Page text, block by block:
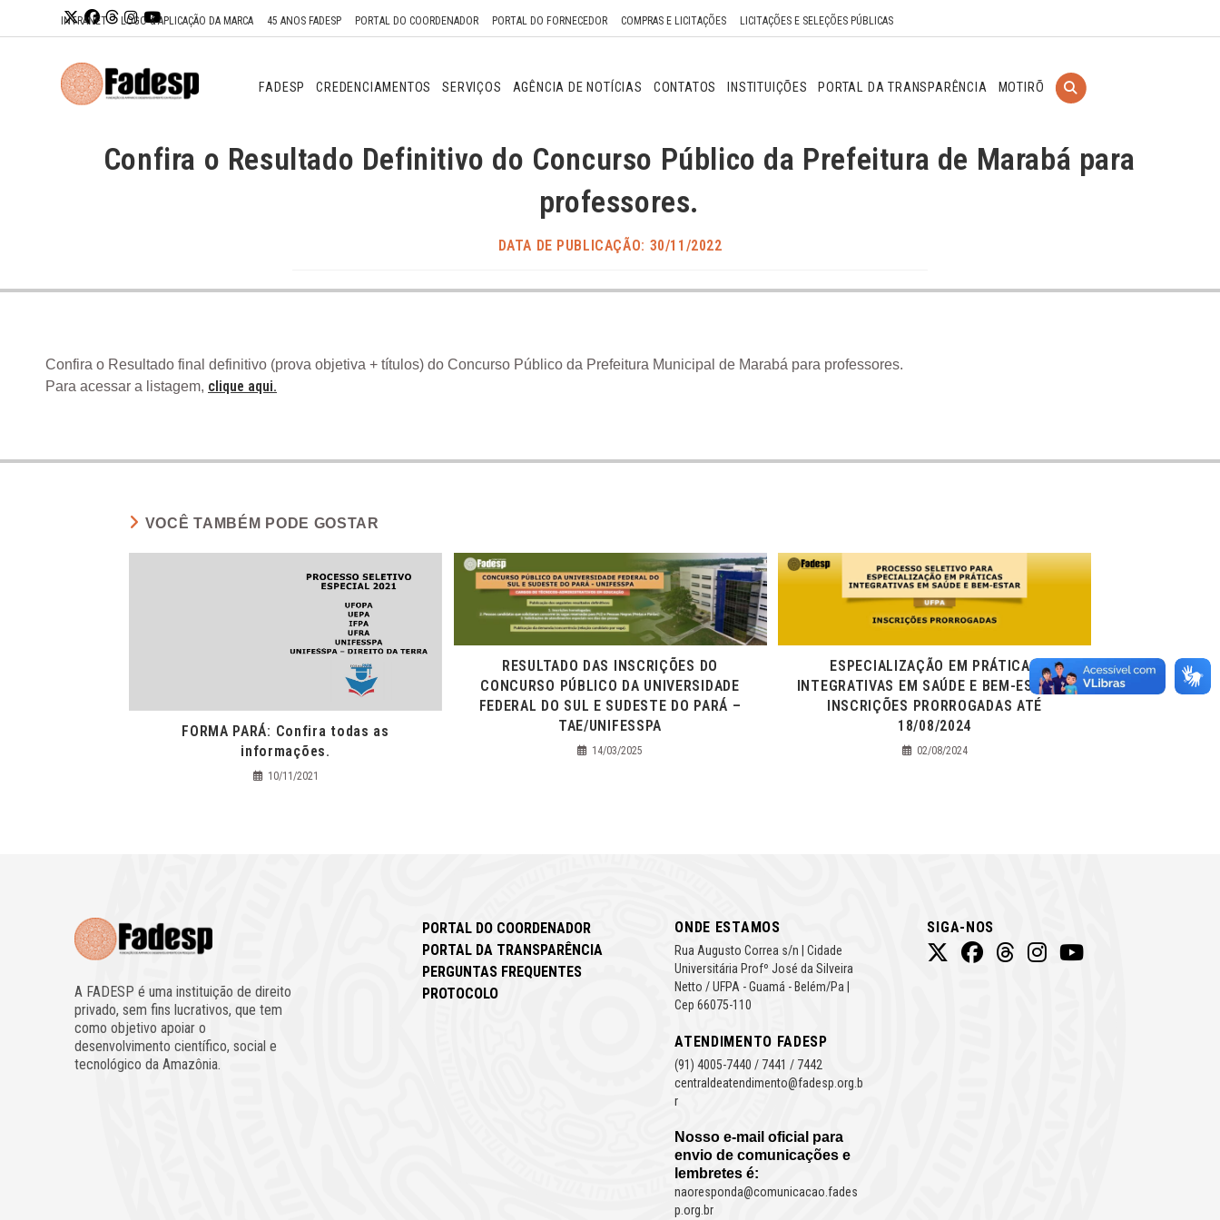
INTRANET LOGO & APLICAÇÃO DA MARCA 45 ANOS FADESP PORTAL DO COORDENADOR PORTAL DO FORNECEDOR COMPRAS E LICITAÇÕES LICITAÇÕES E SELEÇÕES PÚBLICAS
FADESP CREDENCIAMENTOS SERVIÇOS AGÊNCIA DE NOTÍCIAS CONTATOS INSTITUIÇÕES PORTAL DA TRANSPARÊNCIA MOTIRÕ
Confira o Resultado Definitivo do Concurso Público da Prefeitura de Marabá para
professores.
DATA DE PUBLICAÇÃO: 30/11/2022
Confira o Resultado final definitivo (prova objetiva + títulos) do Concurso Público da Prefeitura Municipal de Marabá para professores.
Para acessar a listagem, clique aqui.
VOCÊ TAMBÉM PODE GOSTAR
FORMA PARÁ: Confira todas as
informações.
10/11/2021
RESULTADO DAS INSCRIÇÕES DO
CONCURSO PÚBLICO DA UNIVERSIDADE
FEDERAL DO SUL E SUDESTE DO PARÁ –
TAE/UNIFESSPA
14/03/2025
ESPECIALIZAÇÃO EM PRÁTICAS
INTEGRATIVAS EM SAÚDE E BEM-ESTAR –
INSCRIÇÕES PRORROGADAS ATÉ
18/08/2024
02/08/2024
A FADESP é uma instituição de direito
privado, sem fins lucrativos, que tem
como objetivo apoiar o
desenvolvimento científico, social e
tecnológico da Amazônia.
PORTAL DO COORDENADOR
PORTAL DA TRANSPARÊNCIA
PERGUNTAS FREQUENTES
PROTOCOLO
ONDE ESTAMOS
Rua Augusto Correa s/n | Cidade
Universitária Profº José da Silveira
Netto / UFPA - Guamá - Belém/Pa |
Cep 66075-110
ATENDIMENTO FADESP
(91) 4005-7440 / 7441 / 7442
centraldeatendimento@fadesp.org.b
r
Nosso e-mail oficial para
envio de comunicações e
lembretes é:
naoresponda@comunicacao.fades
p.org.br
SIGA-NOS